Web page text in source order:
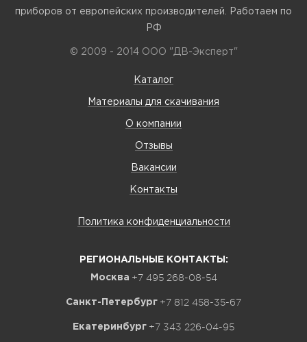
приборов от европейских производителей. Работаем по
РФ
© 2009 - 2014 ООО "ДВ-Эксперт"
Каталог
Материалы для скачивания
О компании
Отзывы
Вакансии
Контакты
Политика конфиденциальности
РЕГИОНАЛЬНЫЕ КОНТАКТЫ:
Москва +7 495 268-08-54
Санкт-Петербург +7 812 458-35-67
Екатеринбург +7 343 226-04-95